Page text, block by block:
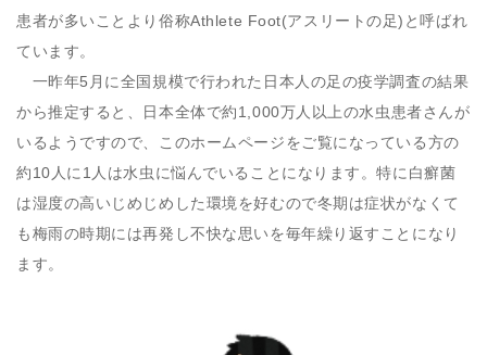
患者が多いことより俗称Athlete Foot(アスリートの足)と呼ばれ
ています。
一昨年5月に全国規模で行われた日本人の足の疫学調査の結果
から推定すると、日本全体で約1,000万人以上の水虫患者さんが
いるようですので、このホームページをご覧になっている方の
約10人に1人は水虫に悩んでいることになります。特に白癬菌
は湿度の高いじめじめした環境を好むので冬期は症状がなくて
も梅雨の時期には再発し不快な思いを毎年繰り返すことになり
ます。